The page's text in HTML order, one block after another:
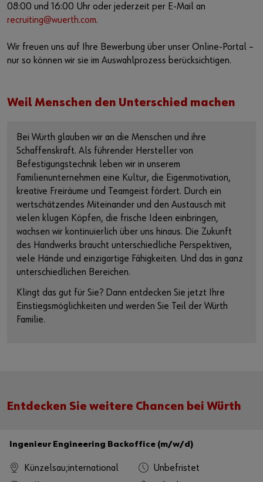
08:00 und 16:00 Uhr oder jederzeit per E-Mail an
recruiting@wuerth.com.
Wir freuen uns auf Ihre Bewerbung über unser Online-Portal –
nur so können wir sie im Auswahlprozess berücksichtigen.
Weil Menschen den Unterschied machen
Bei Würth glauben wir an die Menschen und ihre
Schaffenskraft. Als führender Hersteller von
Befestigungstechnik leben wir in unserem
Familienunternehmen eine Kultur, die Eigenmotivation,
kreative Freiräume und Teamgeist fördert. Durch ein
wertschätzendes Miteinander und den Austausch mit
vielen klugen Köpfen, die frische Ideen einbringen,
wachsen wir kontinuierlich über uns hinaus. Die Zukunft
des Handwerks braucht unterschiedliche Perspektiven,
viele Hände und einzigartige Fähigkeiten. Und das in ganz
unterschiedlichen Bereichen.
Klingt das gut für Sie? Dann entdecken Sie jetzt Ihre
Einstiegsmöglichkeiten und werden Sie Teil der Würth
Familie.
Entdecken Sie weitere Chancen bei Würth
Ingenieur Engineering Backoffice (m/w/d)
Künzelsau;international
Unbefristet